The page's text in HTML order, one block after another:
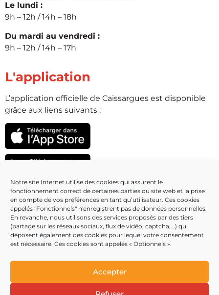
Notre site Internet utilise des cookies qui assurent le
fonctionnement correct de certaines parties du site web et la prise
en compte de vos préférences en tant qu’utilisateur. Ces cookies
appelés "Fonctionnels" n'enregistrent pas de données personnelles.
En revanche, nous utilisons des services proposés par des tiers
(partage sur les réseaux sociaux, flux de vidéo, captcha,...) qui
déposent également des cookies pour lequel votre consentement
est nécessaire. Ces cookies sont appelés « Optionnels ».
Accepter
Le lundi :
9h – 12h / 14h – 18h
Du mardi au vendredi :
9h – 12h / 14h – 17h
L'application
L’application officielle de Caissargues est disponible
grâce aux liens suivants :
Partenaires